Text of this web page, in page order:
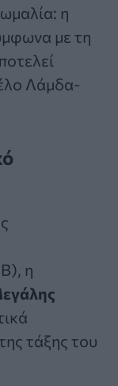
η
με τη
Λάμδα-
η
τάξης του